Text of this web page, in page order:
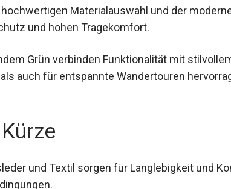
Materialauswahl und der
und hohen Tragekomfort.
Grün verbinden Funktionalität mit
auch für entspannte Wandertouren
und Textil sorgen für Langlebigkeit und